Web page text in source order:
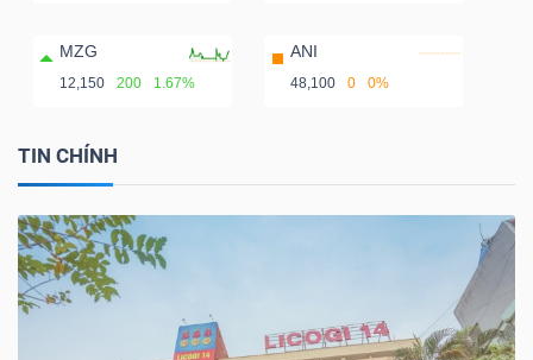
MZG
12,150 200 1.67%
ANI
48,100 0 0%
TIN CHÍNH